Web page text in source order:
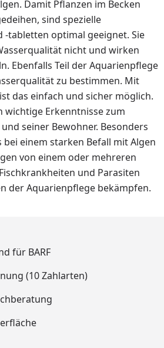
Damit Pflanzen im Becken
sind spezielle
tabletten optimal geeignet. Sie
nicht und wirken
Ebenfalls Teil der Aquarienpflege
zu bestimmen. Mit
das einfach und sicher möglich.
wichtige Erkenntnisse zum
seiner Bewohner. Besonders
bei einem starken Befall mit Algen
von einem oder mehreren
und Parasiten
der Aquarienpflege bekämpfen.
für BARF
(10 Zahlarten)